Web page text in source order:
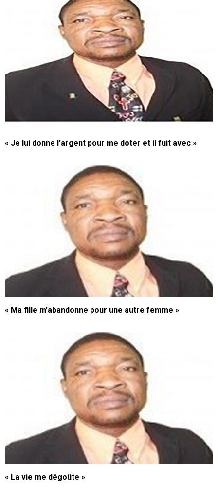
« Je lui donne l’argent pour me doter et il fuit avec »
« Ma fille m’abandonne pour une autre femme »
« La vie me dégoûte »